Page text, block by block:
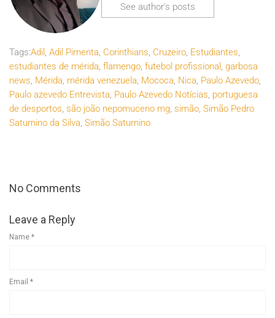
See author's posts
Tags:Adil , Adil Pimenta, Corinthians, Cruzeiro, Estudiantes,
estudiantes de mérida, flamengo, futebol profissional , garbosa
news, Mérida, mérida venezuela, Mococa, Nica, Paulo Azevedo,
Paulo azevedo Entrevista, Paulo Azevedo Notícias, portuguesa
de desportos, são joão nepomuceno mg, simão, Simão Pedro
Saturnino da Silva, Simão Saturnino
No Comments
Leave a Reply
Name *
Email *